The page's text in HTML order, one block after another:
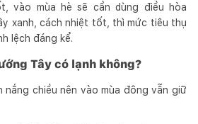
vào mùa hè sẽ cần dùng điều hòa
xanh, cách nhiệt tốt, thì mức tiêu thụ
lệch đáng kể.
Tây có lạnh không?
nắng chiều nên vào mùa đông vẫn giữ